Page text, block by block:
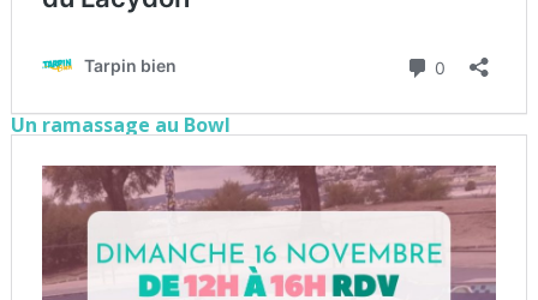
Un ramassage au Bowl